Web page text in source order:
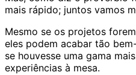
mais rápido; juntos vamos
Mesmo se os projetos
eles podem acabar tão
se houvesse uma gama
experiências à mesa.